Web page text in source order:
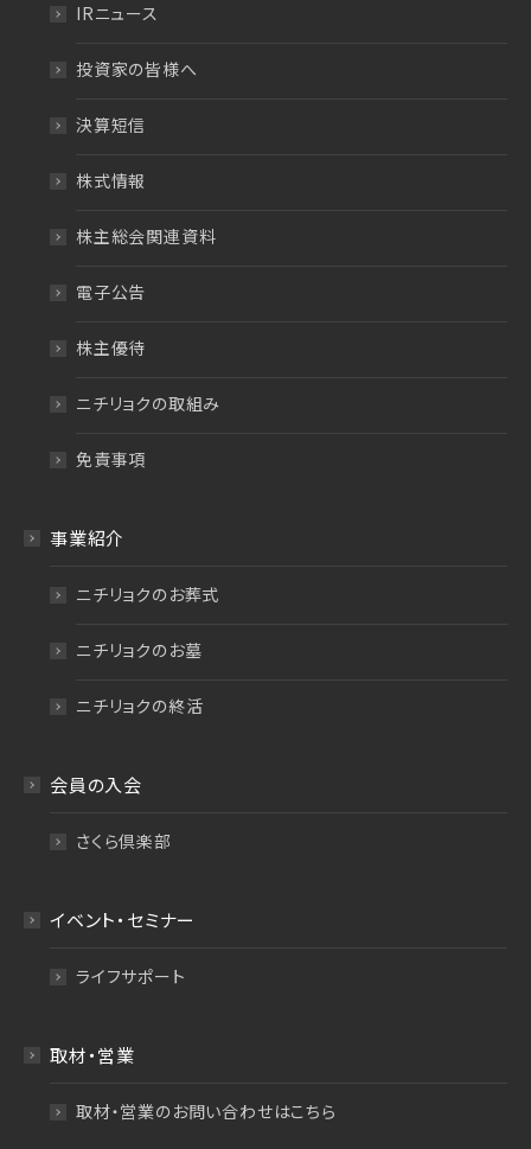
IRニュース
投資家の皆様へ
決算短信
株式情報
株主総会関連資料
電子公告
株主優待
ニチリョクの取組み
免責事項
事業紹介
ニチリョクのお葬式
ニチリョクのお墓
ニチリョクの終活
会員の入会
さくら倶楽部
イベント・セミナー
ライフサポート
取材・営業
取材・営業のお問い合わせはこちら